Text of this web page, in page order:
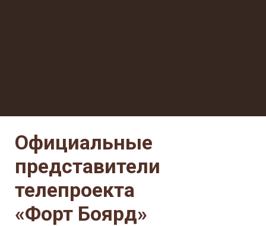
Официальные
представители
телепроекта
«Форт Боярд»